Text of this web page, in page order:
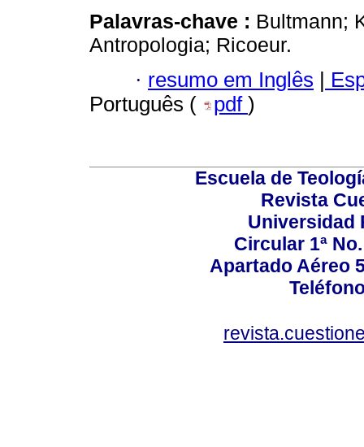
Palavras-chave : Bultmann;
Antropologia; Ricoeur.
· resumo em Inglês |
Português (
pdf )
Escuela de
Revista
Universidad
Circular 1ª
Apartado Aéreo